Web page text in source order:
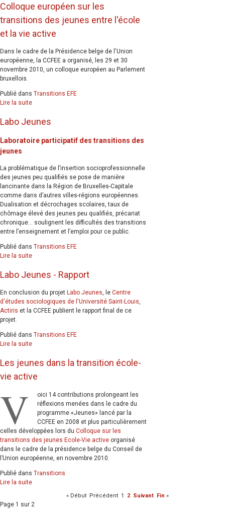
Colloque européen sur les
transitions des jeunes entre l'école
et la vie active
Dans le cadre de la Présidence belge de l'Union
européenne, la CCFEE a organisé, les 29 et 30
novembre 2010, un colloque européen au Parlement
bruxellois.
Publié dans Transitions EFE
Lire la suite
Labo Jeunes
Laboratoire participatif des transitions des
jeunes
La problématique de l’insertion socioprofessionnelle
des jeunes peu qualifiés se pose de manière
lancinante dans la Région de Bruxelles-Capitale
comme dans d’autres villes-régions européennes.
Dualisation et décrochages scolaires, taux de
chômage élevé des jeunes peu qualifiés, précariat
chronique... soulignent les difficultés des transitions
entre l’enseignement et l’emploi pour ce public.
Publié dans Transitions EFE
Lire la suite
Labo Jeunes - Rapport
En conclusion du projet Labo Jeunes, le Centre
d'études sociologiques de l'Université Saint-Louis,
Actiris et la CCFEE publient le rapport final de ce
projet.
Publié dans Transitions EFE
Lire la suite
Les jeunes dans la transition école-
vie active
V
oici 14 contributions prolongeant les
réflexions menées dans le cadre du
programme «Jeunes» lancé par la
CCFEE en 2008 et plus particulièrement
celles développées lors du Colloque sur les
transitions des jeunes Ecole-Vie active organisé
dans le cadre de la présidence belge du Conseil de
l’Union européenne, en novembre 2010.
Publié dans Transitions
Lire la suite
« Début Précédent 1 2 Suivant Fin »
Page 1 sur 2